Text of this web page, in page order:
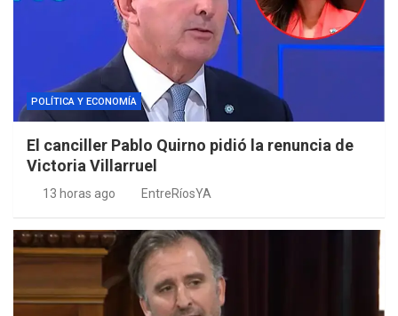
POLÍTICA Y ECONOMÍA
El canciller Pablo Quirno pidió la renuncia de
Victoria Villarruel
13 horas ago EntreRíosYA